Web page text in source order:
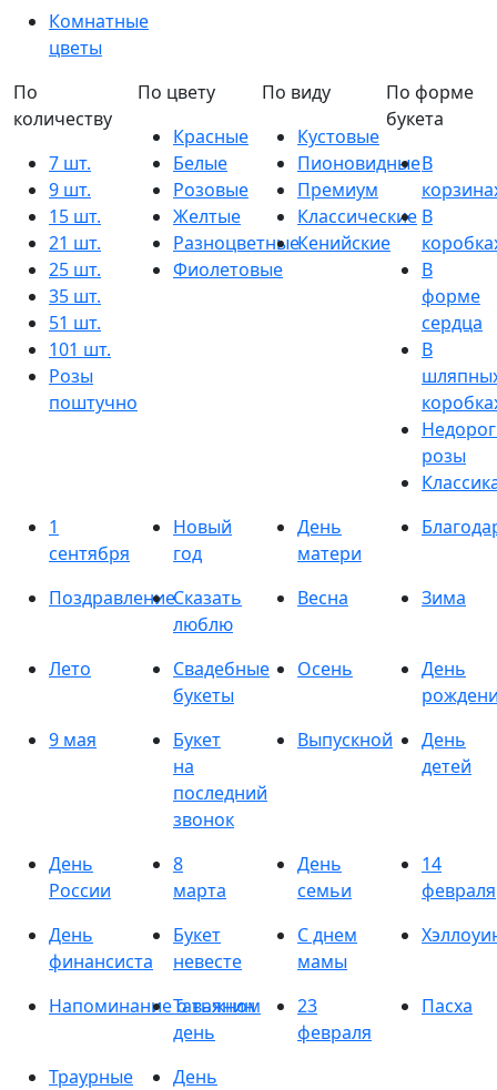
Комнатные
цветы
По
количеству
7 шт.
9 шт.
15 шт.
21 шт.
25 шт.
35 шт.
51 шт.
101 шт.
Розы
поштучно
По цвету
Красные
Белые
Розовые
Желтые
Разноцветные
Фиолетовые
По виду
Кустовые
Пионовидные
Премиум
Классические
Кенийские
По форме
букета
В
В
В
форме
сердца
В
розы
1
сентября
Новый
год
День
матери
ПоздравлениеСказать
люблю
Весна Зима
Лето
Свадебные
букеты
Осень
День
9 мая
Букет
на
последний
звонок
Выпускной
День
детей
День
России
8
марта
День
семьи
14
февраля
День
финансиста
Букет
невесте
С днем
мамы
Напоминание о важном
Татьянин
день
23
февраля
Пасха
Траурные
День